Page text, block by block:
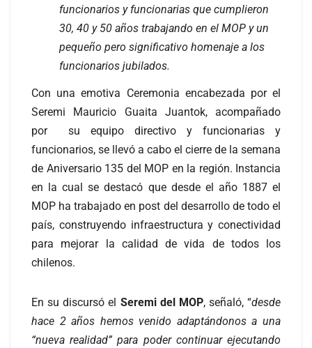
funcionarios y funcionarias que cumplieron
30, 40 y 50 años trabajando en el MOP y un
pequeño pero significativo homenaje a los
funcionarios jubilados.
Con una emotiva Ceremonia encabezada por el
Seremi Mauricio Guaita Juantok, acompañado
por su equipo directivo y funcionarias y
funcionarios, se llevó a cabo el cierre de la semana
de Aniversario 135 del MOP en la región. Instancia
en la cual se destacó que desde el año 1887 el
MOP ha trabajado en post del desarrollo de todo el
país, construyendo infraestructura y conectividad
para mejorar la calidad de vida de todos los
chilenos.
En su discursó el Seremi del MOP, señaló, “desde
hace 2 años hemos venido adaptándonos a una
“nueva realidad” para poder continuar ejecutando